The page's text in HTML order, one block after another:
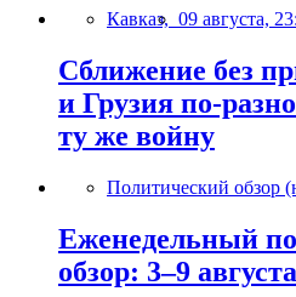
Кавказ, 09 августа,
Сближение без
и Грузия по-
ту же войну
Политический обзор
Еженедельный
обзор: 3–9